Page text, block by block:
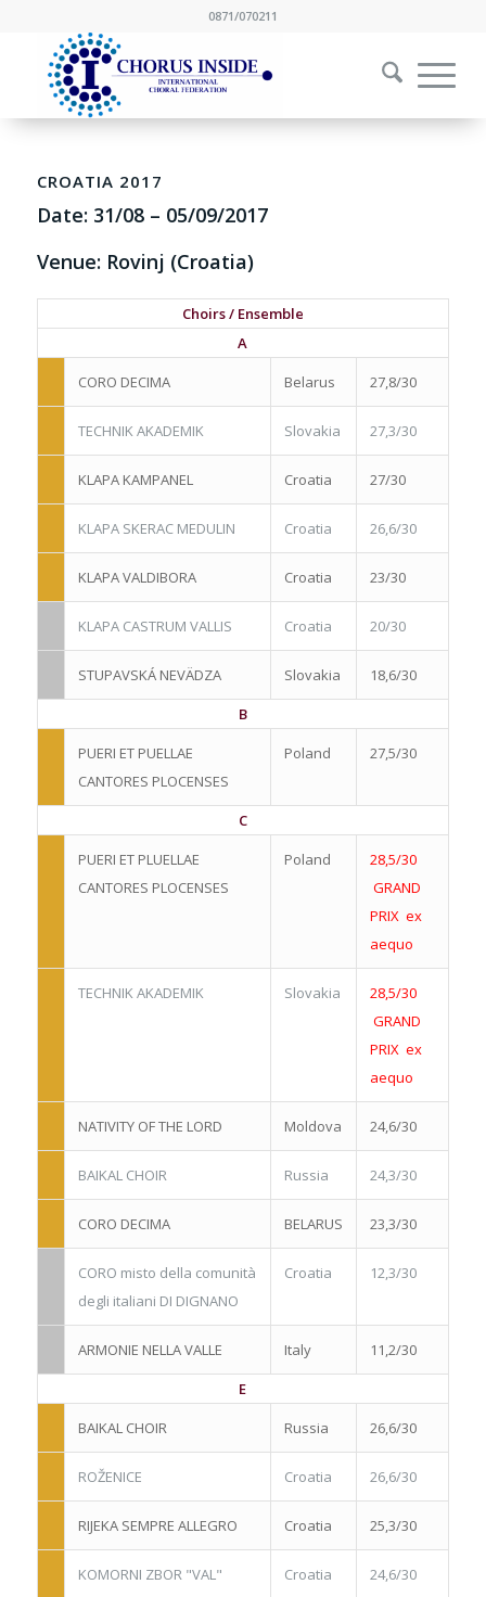
0871/070211
CROATIA 2017
Date: 31/08– 05/09/2017
Venue: Rovinj (Croatia)
Choirs / Ensemble
A
CORO DECIMA
Belarus 27,8/30
TECHNIK AKADEMIK Slovakia 27,3/30
KLAPA KAMPANEL Croatia 27/30
KLAPA SKERAC MEDULIN Croatia 26,6/30
KLAPA VALDIBORA Croatia 23/30
KLAPA CASTRUM VALLIS Croatia 20/30
STUPAVSKÁ NEVÄDZA Slovakia
18,6/30
B
PUERI ET PUELLAE
CANTORES PLOCENSES
Poland 27,5/30
C
PUERI ET PLUELLAE
CANTORES PLOCENSES
Poland
28,5/30
GRAND
PRIX ex
aequo
TECHNIK AKADEMIK Slovakia
28,5/30
GRAND
PRIX ex
aequo
NATIVITY OF THE LORD Moldova 24,6/30
BAIKAL CHOIR Russia 24,3/30
CORO DECIMA BELARUS 23,3/30
CORO misto della comunità
degli italiani DI DIGNANO
Croatia 12,3/30
ARMONIE NELLA VALLE Italy
11,2/30
E
BAIKAL CHOIR
Russia 26,6/30
ROŽENICE Croatia 26,6/30
RIJEKA SEMPRE ALLEGRO Croatia 25,3/30
KOMORNI ZBOR "VAL" Croatia 24,6/30